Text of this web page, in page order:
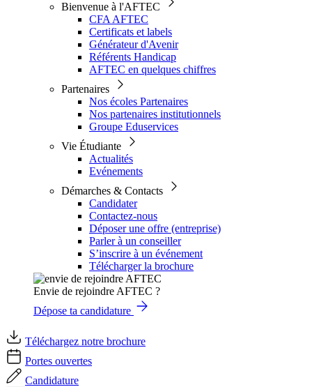
Bienvenue à l'AFTEC
CFA AFTEC
Certificats et labels
Générateur d'Avenir
Référents Handicap
AFTEC en quelques chiffres
Partenaires
Nos écoles Partenaires
Nos partenaires institutionnels
Groupe Eduservices
Vie Étudiante
Actualités
Evénements
Démarches & Contacts
Candidater
Contactez-nous
Déposer une offre (entreprise)
Parler à un conseiller
S’inscrire à un événement
Télécharger la brochure
Envie de rejoindre AFTEC ?
Dépose ta candidature
Téléchargez notre brochure
Portes ouvertes
Candidature